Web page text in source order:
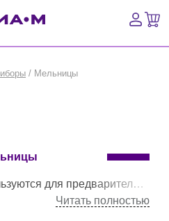
наборы
/ Мельницы
результатов в физико-химическом анализе напрямую зависит от грамотной подготовки аналитической пробы, то есть, её полной гомогенизации и измельчения до нужной аналитической тонкости с сохранением изначальных свойств.
Читать полностью